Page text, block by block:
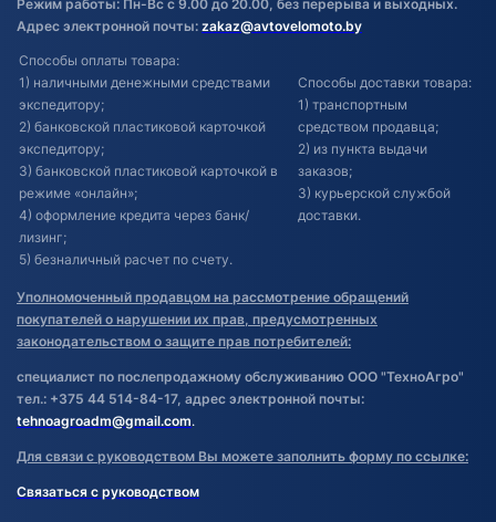
Режим работы: Пн-Вс с 9.00 до 20.00, без перерыва и выходных.
Адрес электронной почты: zakaz@avtovelomoto.by
Способы оплаты товара:
1) наличными денежными средствами
экспедитору;
2) банковской пластиковой карточкой
экспедитору;
3) банковской пластиковой карточкой в
режиме «онлайн»;
4) оформление кредита через банк/
лизинг;
5) безналичный расчет по счету.
Способы доставки товара:
1) транспортным
средством продавца;
2) из пункта выдачи
заказов;
3) курьерской службой
доставки.
Уполномоченный продавцом на рассмотрение обращений
покупателей о нарушении их прав, предусмотренных
законодательством о защите прав потребителей:
специалист по послепродажному обслуживанию ООО "ТехноАгро"
тел.: +375 44 514-84-17, адрес электронной почты:
tehnoagroadm@gmail.com.
Для связи с руководством Вы можете заполнить форму по ссылке:
Связаться с руководством